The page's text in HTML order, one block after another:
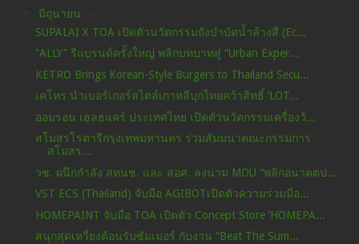
มิถุนายน
SUPALAI X TOA เปิดตัวนวัตกรรมถังบำบัดน้ำล้างสี (Ec...
"ALLY” รีแบรนด์ครั้งใหญ่ พลิกบทบาทสู่ “Urban Exper...
KETRO Brings Korean-Style Burgers to Thailand Secu...
เคโทร นำเบอร์เกอร์สไตล์เกาหลีบุกไทยคว้าสิทธิ์ ‘LOT...
ออมรอน เฮลธแคร์ ประเทศไทย เปิดตัวนวัตกรรมเครื่องวั...
สโมสรโรตารีกรุงเทพมหานคร ร่วมสัมมนาคณะกรรมการ
สโมสร...
วช. ผนึกกำลัง สทนช. และ สอศ. ลงนาม MOU “พลิกอนาคตป...
VST ECS (Thailand) จับมือ AGIBOTเปิดตัวความร่วมมือ...
HOMEPAINT จับมือ TOA เปิดตัว Concept Store ‘HOMEPA...
สนุกสุดเหวี่ยงต้อนรับซัมเมอร์ กับงาน “Beat The Sum...